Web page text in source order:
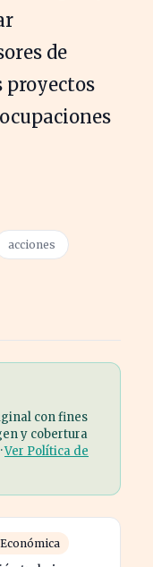
de
proyectos
acciones
con fines
y cobertura
Ver Política de